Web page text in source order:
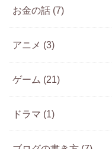
お金の話 (7)
アニメ (3)
ゲーム (21)
ドラマ (1)